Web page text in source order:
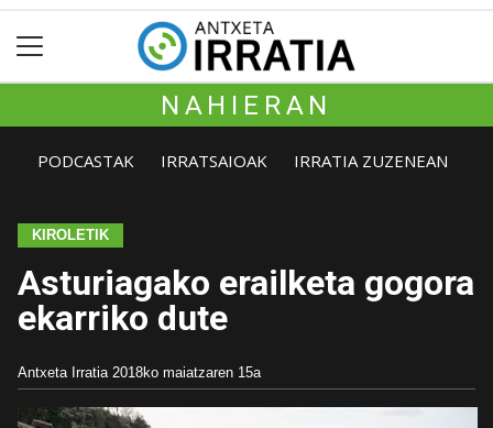
NAHIERAN
PODCASTAK IRRATSAIOAK IRRATIA ZUZENEAN
KIROLETIK
Asturiagako erailketa gogora
ekarriko dute
Antxeta Irratia 2018ko maiatzaren 15a